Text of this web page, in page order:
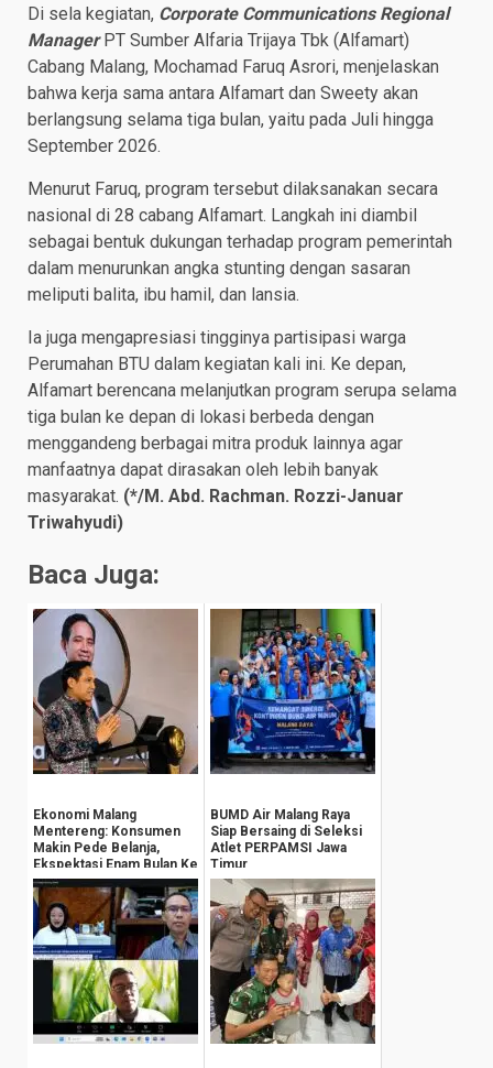
Di sela kegiatan, Corporate Communications Regional
ManagerPT Sumber Alfaria Trijaya Tbk (Alfamart)
Cabang Malang, Mochamad Faruq Asrori, menjelaskan
bahwa kerja sama antara Alfamart dan Sweety akan
berlangsung selama tiga bulan, yaitu pada Juli hingga
September 2026.
Menurut Faruq, program tersebut dilaksanakan secara
nasional di 28 cabang Alfamart. Langkah ini diambil
sebagai bentuk dukungan terhadap program pemerintah
dalam menurunkan angka stunting dengan sasaran
meliputi balita, ibu hamil, dan lansia.
Ia juga mengapresiasi tingginya partisipasi warga
Perumahan BTU dalam kegiatan kali ini. Ke depan,
Alfamart berencana melanjutkan program serupa selama
tiga bulan ke depan di lokasi berbeda dengan
menggandeng berbagai mitra produk lainnya agar
manfaatnya dapat dirasakan oleh lebih banyak
masyarakat. (*/M. Abd. Rachman. Rozzi-Januar
Triwahyudi)
Baca Juga:
Ekonomi Malang
Mentereng: Konsumen
Makin Pede Belanja,
Ekspektasi Enam Bulan Ke
Depan Tembus 139,0
BUMD Air Malang Raya
Siap Bersaing di Seleksi
Atlet PERPAMSI Jawa
Timur